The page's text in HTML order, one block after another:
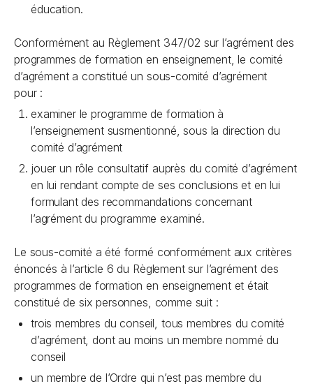
éducation.
Conformément au Règlement 347/02 sur l’agrément des
programmes de formation en enseignement, le comité
d’agrément a constitué un sous-comité d’agrément
pour :
examiner le programme de formation à
l’enseignement susmentionné, sous la direction du
comité d’agrément
jouer un rôle consultatif auprès du comité d’agrément
en lui rendant compte de ses conclusions et en lui
formulant des recommandations concernant
l’agrément du programme examiné.
Le sous-comité a été formé conformément aux critères
énoncés à l’article 6 du Règlement sur l’agrément des
programmes de formation en enseignement et était
constitué de six personnes, comme suit :
trois membres du conseil, tous membres du comité
d’agrément, dont au moins un membre nommé du
conseil
un membre de l’Ordre qui n’est pas membre du